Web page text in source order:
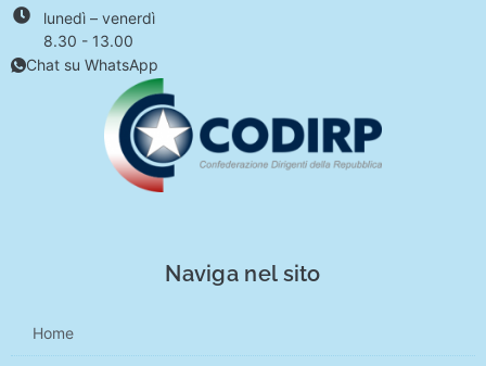
lunedì – venerdì
8.30 - 13.00
Chat su WhatsApp
Naviga nel sito
Home